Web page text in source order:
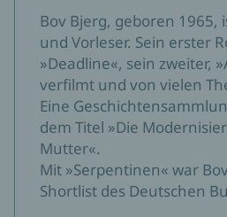
Bov Bjerg, geboren 1965,
und Vorleser. Sein erster
»Deadline«, sein zweiter,
verfilmt und von vielen
Eine
dem Titel »Die
Mutter«.
Mit »Serpentinen« war
Shortlist des Deutschen